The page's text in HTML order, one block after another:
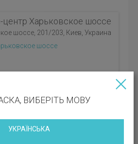
центр Харьковское шоссе
шоссе, 201/203, Киев, Украина
ВИБЕРІТЬ МОВУ
УКРАЇНСЬКА